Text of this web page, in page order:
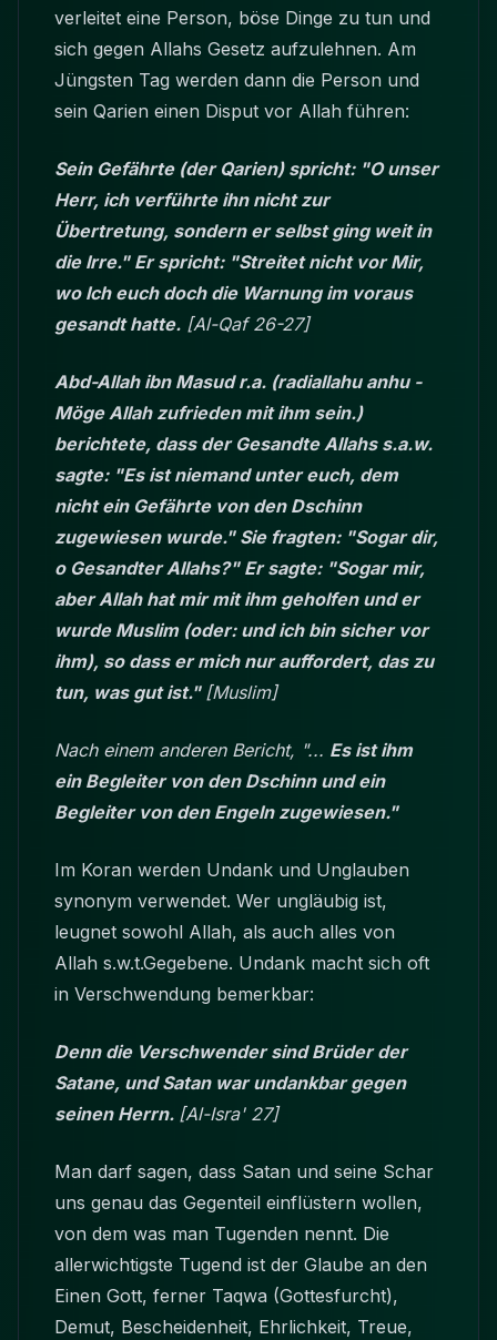
verleitet eine Person, böse Dinge zu tun und
sich gegen Allahs Gesetz aufzulehnen. Am
Jüngsten Tag werden dann die Person und
sein Qarien einen Disput vor Allah führen:
Sein Gefährte (der Qarien) spricht: "O unser
Herr, ich verführte ihn nicht zur
Übertretung, sondern er selbst ging weit in
die Irre." Er spricht: "Streitet nicht vor Mir,
wo Ich euch doch die Warnung im voraus
gesandt hatte. [Al-Qaf 26-27]
Abd-Allah ibn Masud r.a. (radiallahu anhu -
Möge Allah zufrieden mit ihm sein.)
berichtete, dass der Gesandte Allahs s.a.w.
sagte: "Es ist niemand unter euch, dem
nicht ein Gefährte von den Dschinn
zugewiesen wurde." Sie fragten: "Sogar dir,
o Gesandter Allahs?" Er sagte: "Sogar mir,
aber Allah hat mir mit ihm geholfen und er
wurde Muslim (oder: und ich bin sicher vor
ihm), so dass er mich nur auffordert, das zu
tun, was gut ist." [Muslim]
Nach einem anderen Bericht, "... Es ist ihm
ein Begleiter von den Dschinn und ein
Begleiter von den Engeln zugewiesen."
Im Koran werden Undank und Unglauben
synonym verwendet. Wer ungläubig ist,
leugnet sowohl Allah, als auch alles von
Allah s.w.t.Gegebene. Undank macht sich oft
in Verschwendung bemerkbar:
Denn die Verschwender sind Brüder der
Satane, und Satan war undankbar gegen
seinen Herrn. [Al-Isra' 27]
Man darf sagen, dass Satan und seine Schar
uns genau das Gegenteil einflüstern wollen,
von dem was man Tugenden nennt. Die
allerwichtigste Tugend ist der Glaube an den
Einen Gott, ferner Taqwa (Gottesfurcht),
Demut, Bescheidenheit, Ehrlichkeit, Treue,